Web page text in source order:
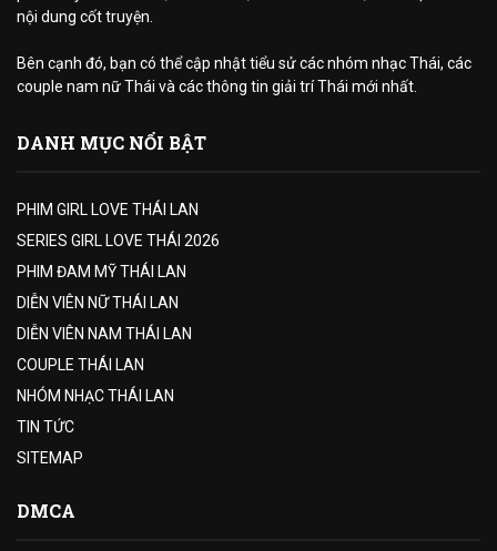
nội dung cốt truyện.
Bên cạnh đó, bạn có thể cập nhật tiểu sử các nhóm nhạc Thái, các
couple nam nữ Thái và các thông tin giải trí Thái mới nhất.
DANH MỤC NỔI BẬT
PHIM GIRL LOVE THÁI LAN
SERIES GIRL LOVE THÁI 2026
PHIM ĐAM MỸ THÁI LAN
DIỄN VIÊN NỮ THÁI LAN
DIỄN VIÊN NAM THÁI LAN
COUPLE THÁI LAN
NHÓM NHẠC THÁI LAN
TIN TỨC
SITEMAP
DMCA